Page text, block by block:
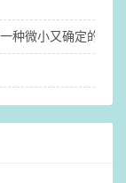
种微小又确定的稳定